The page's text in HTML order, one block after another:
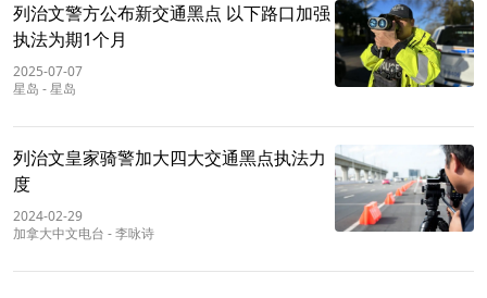
列治文警方公布新交通黑点 以下路口加强
执法为期1个月
2025-07-07
星岛 -星岛
列治文皇家骑警加大四大交通黑点执法力
度
2024-02-29
加拿大中文电台 -李咏诗